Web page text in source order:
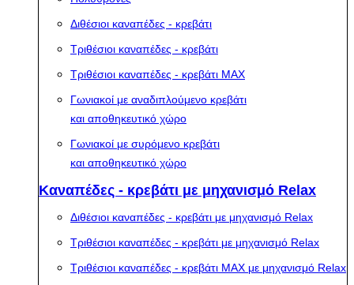
Διθέσιοι καναπέδες - κρεβάτι
Τριθέσιοι καναπέδες - κρεβάτι
Τριθέσιοι καναπέδες - κρεβάτι MAX
Γωνιακοί με αναδιπλούμενο κρεβάτι
και αποθηκευτικό χώρο
Γωνιακοί με συρόμενο κρεβάτι
και αποθηκευτικό χώρο
Καναπέδες - κρεβάτι με μηχανισμό Relax
Διθέσιοι καναπέδες - κρεβάτι με μηχανισμό Relax
Τριθέσιοι καναπέδες - κρεβάτι με μηχανισμό Relax
Τριθέσιοι καναπέδες - κρεβάτι MAX με μηχανισμό Relax